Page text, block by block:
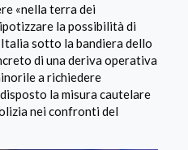
«nella terra dei
la possibilità di
sotto la bandiera dello
di una deriva operativa
a richiedere
la misura cautelare
nei confronti del